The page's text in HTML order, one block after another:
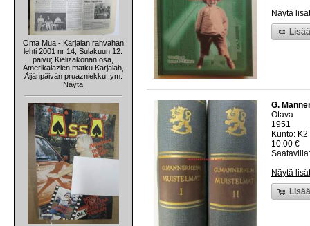
Oma Mua - Karjalan rahvahan
lehti 2001 nr 14, Sulakuun 12.
päivü; Kielizakonan osa,
Amerikalazien matku Karjalah,
Äijänpäivän pruazniekku, ym.
Näytä
Näytä
G.
Otava
1951
Kunto:
10.00 €
Näytä